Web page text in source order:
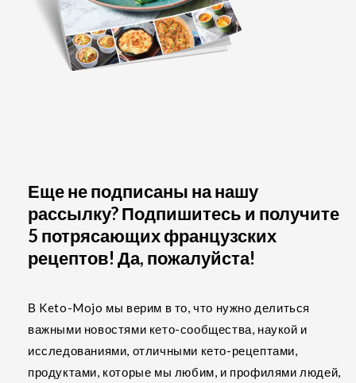
Еще не подписаны на нашу
рассылку? Подпишитесь и получите
5 потрясающих французских
рецептов! Да, пожалуйста!
В Keto-Mojo мы верим в то, что нужно делиться
важными новостями кето-сообщества, наукой и
исследованиями, отличными кето-рецептами,
продуктами, которые мы любим, и профилями людей,